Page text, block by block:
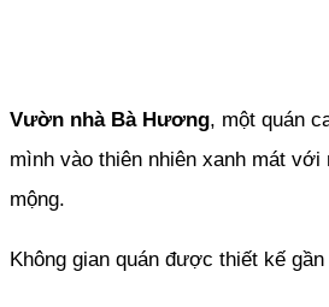
Vườn nhà Bà Hương, một quán
mình vào thiên nhiên xanh mát
mộng.
Không gian quán được thiết kế